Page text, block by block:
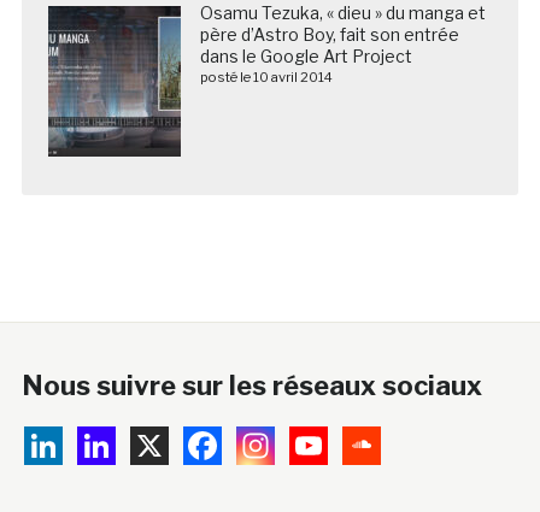
Osamu Tezuka, « dieu » du manga et
père d’Astro Boy, fait son entrée
dans le Google Art Project
posté le 10 avril 2014
Nous suivre sur les réseaux sociaux